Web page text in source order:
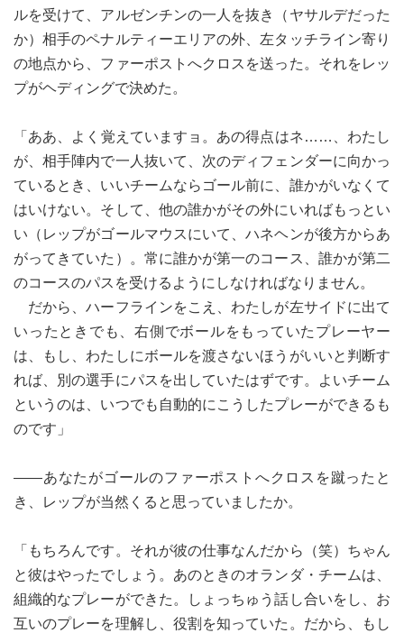
ルを受けて、アルゼンチンの一人を抜き（ヤサルデだった
か）相手のペナルティーエリアの外、左タッチライン寄り
の地点から、ファーポストへクロスを送った。それをレッ
プがヘディングで決めた。
「ああ、よく覚えていますョ。あの得点はネ……、わたし
が、相手陣内で一人抜いて、次のディフェンダーに向かっ
ているとき、いいチームならゴール前に、誰かがいなくて
はいけない。そして、他の誰かがその外にいればもっとい
い（レップがゴールマウスにいて、ハネヘンが後方からあ
がってきていた）。常に誰かが第一のコース、誰かが第二
のコースのパスを受けるようにしなければなりません。
だから、ハーフラインをこえ、わたしが左サイドに出て
いったときでも、右側でボールをもっていたプレーヤー
は、もし、わたしにボールを渡さないほうがいいと判断す
れば、別の選手にパスを出していたはずです。よいチーム
というのは、いつでも自動的にこうしたプレーができるも
のです」
――あなたがゴールのファーポストへクロスを蹴ったと
き、レップが当然くると思っていましたか。
「もちろんです。それが彼の仕事なんだから（笑）ちゃん
と彼はやったでしょう。あのときのオランダ・チームは、
組織的なプレーができた。しょっちゅう話し合いをし、お
互いのプレーを理解し、役割を知っていた。だから、もし